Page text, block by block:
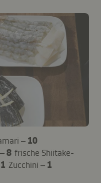
– 10
8 frische Shiitake-
1 Zucchini – 1